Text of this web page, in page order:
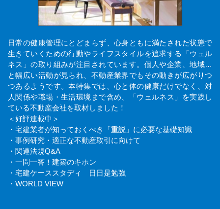
日常の健康管理にとどまらず、心身ともに満たされた状態で
生きていくための行動やライフスタイルを追求する「ウェル
ネス」の取り組みが注目されています。個人や企業、地域…
と幅広い活動が見られ、不動産業界でもその動きが広がりつ
つあるようです。本特集では、心と体の健康だけでなく、対
人関係や職場・生活環境まで含め、「ウェルネス」を実践し
ている不動産会社を取材しました！
＜好評連載中＞
・宅建業者が知っておくべき「重説」に必要な基礎知識
・事例研究・適正な不動産取引に向けて
・関連法規Q&A
・一問一答！建築のキホン
・宅建ケーススタディ 日日是勉強
・WORLD VIEW